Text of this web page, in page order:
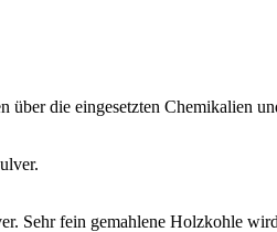
über die eingesetzten Chemikalien
Sehr fein gemahlene Holzkohle